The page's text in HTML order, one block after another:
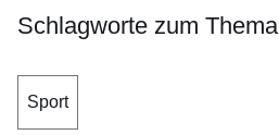
Schlagworte zum Thema
Sport